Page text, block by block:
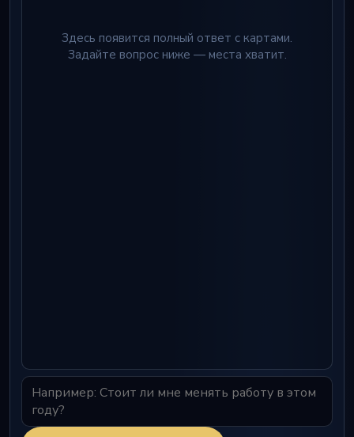
Здесь появится полный ответ с картами.
Задайте вопрос ниже — места хватит.